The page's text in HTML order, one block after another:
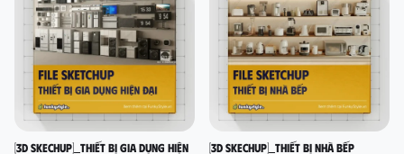
[3D SKECHUP]_Thiết bị gia dụng hiện
[3D SKECHUP]_Thiết bị nhà bếp